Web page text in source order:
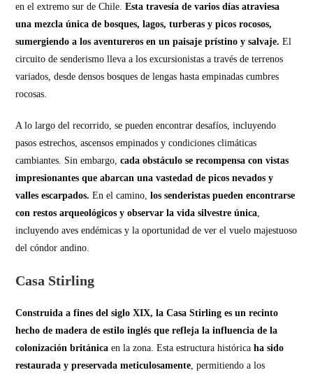
en el extremo sur de Chile.Esta travesía de varios días atraviesa
una mezcla única de bosques, lagos, turberas y picos rocosos,
sumergiendo a los aventureros en un paisaje prístino y salvaje. El
circuito de senderismo lleva a los excursionistas a través de terrenos
variados, desde densos bosques de lengas hasta empinadas cumbres
rocosas.
A lo largo del recorrido, se pueden encontrar desafíos, incluyendo
pasos estrechos, ascensos empinados y condiciones climáticas
cambiantes. Sin embargo,cada obstáculo se recompensa con vistas
impresionantes que abarcan una vastedad de picos nevados y
valles escarpados. En el camino,los senderistas pueden encontrarse
con restos arqueológicos y observar la vida silvestre única
incluyendo aves endémicas y la oportunidad de ver el vuelo majestuoso
del cóndor andino.
Casa Stirling
Construida a fines del siglo XIX, la Casa Stirling es un recinto
hecho de madera de estilo inglés que refleja la influencia de la
colonización británica en la zona. Esta estructura históricaha sido
restaurada y preservada meticulosamente , permitiendo a los